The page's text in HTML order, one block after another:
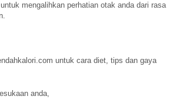
mengalihkan perhatian otak anda dari rasa
untuk cara diet, tips dan gaya
anda,